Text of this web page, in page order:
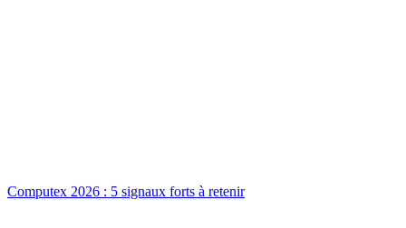
Computex 2026 : 5 signaux forts à retenir